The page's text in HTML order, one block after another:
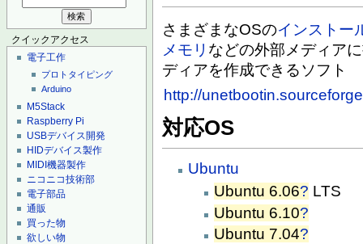
クイックアクセス
電子工作
プロトタイピング
Arduino
M5Stack
Raspberry Pi
USBデバイス開発
HIDデバイス製作
MIDI機器製作
ニコニコ技術部
電子部品
通販
買った物
欲しい物
さまざまなOSのインストー
メモリ などの外部メディア
ディアを作成できるソフト
http://
対応OS
Ubuntu
Ubuntu 6.06? LTS
Ubuntu 6.10?
Ubuntu 7.04?